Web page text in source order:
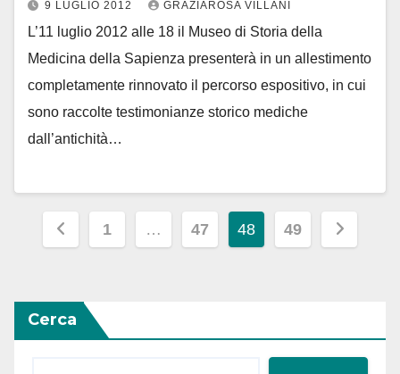
9 LUGLIO 2012 GRAZIAROSA VILLANI
L’11 luglio 2012 alle 18 il Museo di Storia della
Medicina della Sapienza presenterà in un allestimento
completamente rinnovato il percorso espositivo, in cui
sono raccolte testimonianze storico mediche
dall’antichità…
Paginazione
articoli
1 … 47 48 49
Cerca